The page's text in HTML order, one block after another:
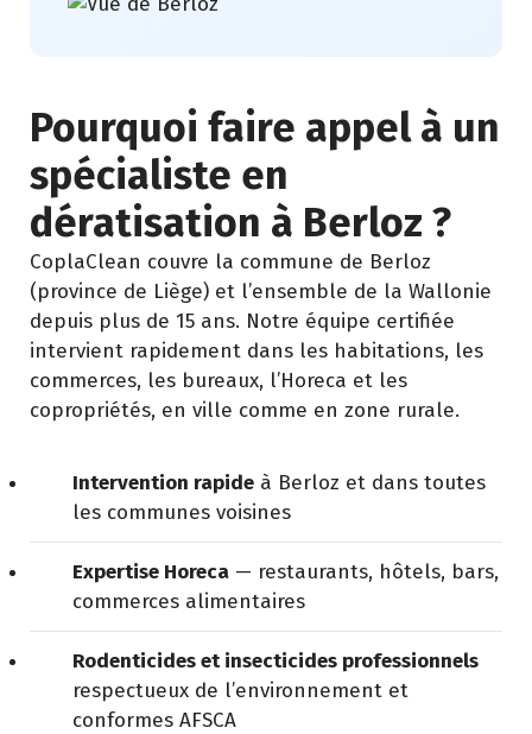
Pourquoi faire appel à un
spécialiste en
dératisation à Berloz ?
CoplaClean couvre la commune de Berloz
(province de Liège) et l’ensemble de la Wallonie
depuis plus de 15 ans. Notre équipe certifiée
intervient rapidement dans les habitations, les
commerces, les bureaux, l’Horeca et les
copropriétés, en ville comme en zone rurale.
Intervention rapide à Berloz et dans toutes
les communes voisines
Expertise Horeca — restaurants, hôtels, bars,
commerces alimentaires
Rodenticides et insecticides professionnels
respectueux de l’environnement et
conformes AFSCA